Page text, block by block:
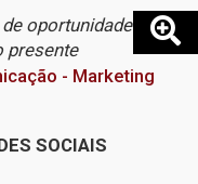
oportunidades do
presente
- Marketing
SOCIAIS